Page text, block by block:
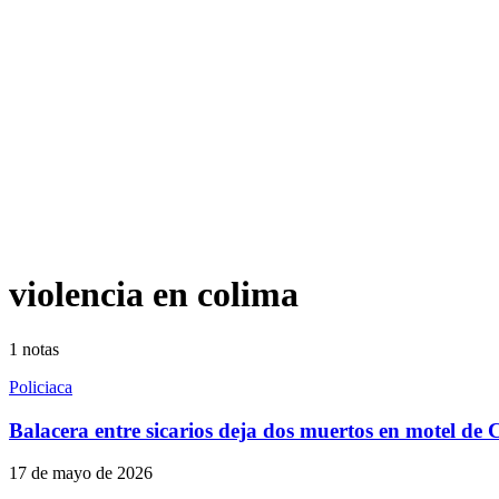
violencia en colima
1 notas
Policiaca
Balacera entre sicarios deja dos muertos en motel de
17 de mayo de 2026